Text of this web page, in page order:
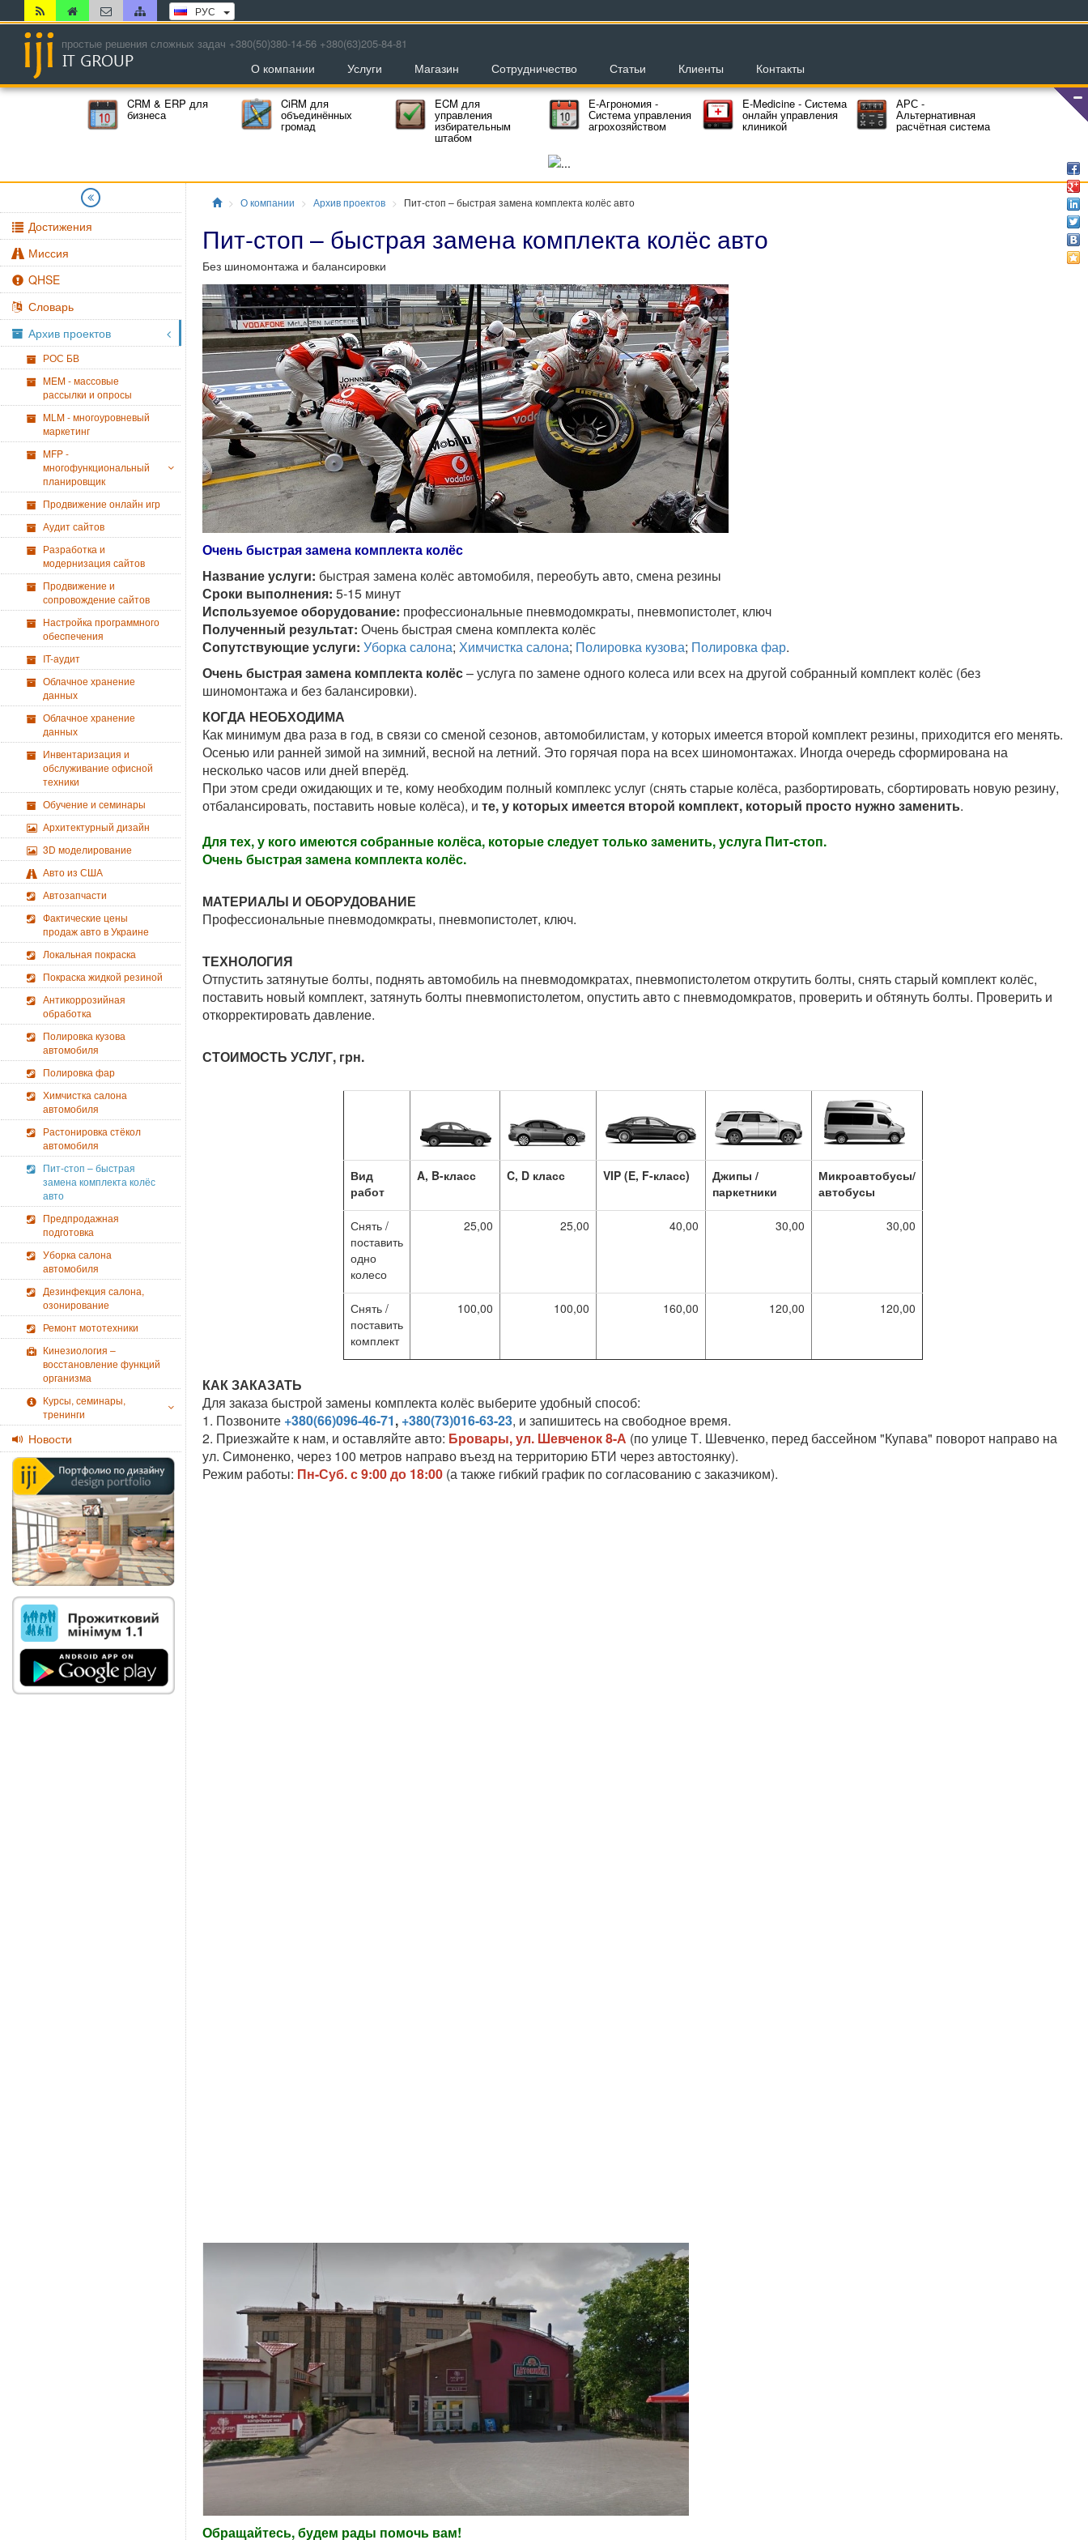
РУС
простые решения сложных задач +380(50)380-14-56 +380(63)205-84-81
О компании Услуги Магазин Сотрудничество Статьи Клиенты Контакты
CRM & ERP для
бизнеса
CiRM для
объединённых
громад
ECM для
управления
избирательным
штабом
Е-Агрономия -
Система управления
агрохозяйством
E-Medicine - Система
онлайн управления
клиникой
АРС -
Альтернативная
расчётная система
Достижения
Миссия
QHSE
Словарь
Архив проектов
РОС БВ
MEM - массовые
рассылки и опросы
MLM - многоуровневый
маркетинг
MFP -
многофункциональный
планировщик
Продвижение онлайн игр
Аудит сайтов
Разработка и
модернизация сайтов
Продвижение и
сопровождение сайтов
Настройка программного
обеcпечения
IT-аудит
Облачное хранение
данных
Облачное хранение
данных
Инвентаризация и
обслуживание офисной
техники
Обучение и семинары
Архитектурный дизайн
3D моделирование
Авто из США
Автозапчасти
Фактические цены
продаж авто в Украине
Локальная покраска
Покраска жидкой резиной
Антикоррозийная
обработка
Полировка кузова
автомобиля
Полировка фар
Химчистка салона
автомобиля
Растонировка стёкол
автомобиля
Пит-стоп – быстрая
замена комплекта колёс
авто
Предпродажная
подготовка
Уборка салона
автомобиля
Дезинфекция салона,
озонирование
Ремонт мототехники
Кинезиология –
восстановление функций
организма
Курсы, семинары,
тренинги
Новости
ГлавнаяО компании Архив проектов Пит-стоп – быстрая замена комплекта колёс авто
Пит-стоп – быстрая замена комплекта колёс авто
Без шиномонтажа и балансировки
Очень быстрая замена комплекта колёс
Название услуги: быстрая замена колёс автомобиля, переобуть авто, смена резины
Сроки выполнения: 5-15 минут
Используемое оборудование: профессиональные пневмодомкраты, пневмопистолет, ключ
Полученный результат: Очень быстрая смена комплекта колёс
Сопутствующие услуги: Уборка салона; Химчистка салона; Полировка кузова; Полировка фар.
Очень быстрая замена комплекта колёс– услуга по замене одного колеса или всех на другой собранный комплект колёс (без
шиномонтажа и без балансировки).
КОГДА НЕОБХОДИМА
Как минимум два раза в год, в связи со сменой сезонов, автомобилистам, у которых имеется второй комплект резины, приходится его менять.
Осенью или ранней зимой на зимний, весной на летний. Это горячая пора на всех шиномонтажах. Иногда очередь сформирована на
несколько часов или дней вперёд.
При этом среди ожидающих и те, кому необходим полный комплекс услуг (снять старые колёса, разбортировать, сбортировать новую резину,
отбалансировать, поставить новые колёса), и те, у которых имеется второй комплект, который просто нужно заменить.
Для тех, у кого имеются собранные колёса, которые следует только заменить, услуга Пит-стоп.
Очень быстрая замена комплекта колёс.
МАТЕРИАЛЫ И ОБОРУДОВАНИЕ
Профессиональные пневмодомкраты, пневмопистолет, ключ.
ТЕХНОЛОГИЯ
Отпустить затянутые болты, поднять автомобиль на пневмодомкратах, пневмопистолетом открутить болты, снять старый комплект колёс,
поставить новый комплект, затянуть болты пневмопистолетом, опустить авто с пневмодомкратов, проверить и обтянуть болты. Проверить и
откорректировать давление.
СТОИМОСТЬ УСЛУГ, грн.
Вид
работ
A, B-класс C, D класс VIP (E, F-класс)
Джипы /
паркетники
Микроавтобусы/
автобусы
Снять /
поставить
одно
колесо
25,00 25,00 40,00 30,00 30,00
Снять /
поставить
комплект
100,00 100,00 160,00 120,00 120,00
КАК ЗАКАЗАТЬ
Для заказа быстрой замены комплекта колёс выберите удобный способ:
1. Позвоните +380(66)096-46-71, +380(73)016-63-23, и запишитесь на свободное время.
2. Приезжайте к нам, и оставляйте авто: Бровары, ул. Шевченок 8-А (по улице Т. Шевченко, перед бассейном "Купава" поворот направо на
ул. Симоненко, через 100 метров направо въезд на территорию БТИ через автостоянку).
Режим работы: Пн-Суб. с 9:00 до 18:00 (а также гибкий график по согласованию с заказчиком).
Обращайтесь, будем рады помочь вам!